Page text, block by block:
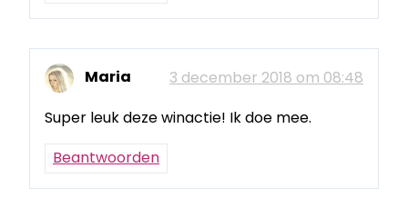
Maria
3 december 2018 om 08:48
Super leuk deze winactie! Ik doe mee.
Beantwoorden